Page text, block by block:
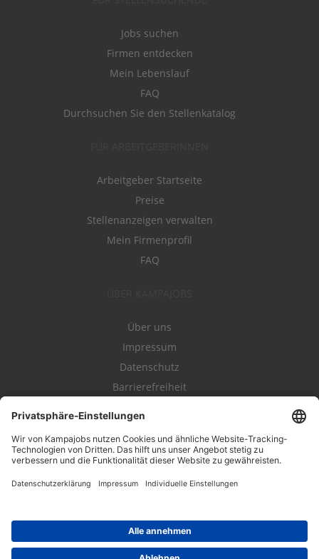
Jobs suchen
Firmen entdecken
Mein Lebenslauf
FAQ
Durchsuchen Sie den Stellenkatalog
Arbeitgeber Startseite
Preise
Stellenanzeigen verwalten
Mein Firmenprofil
FAQ
Über uns
Impressum
Datenschutz
Barrierefreiheit
Kampahire
Kampagnenforum
LeadNow